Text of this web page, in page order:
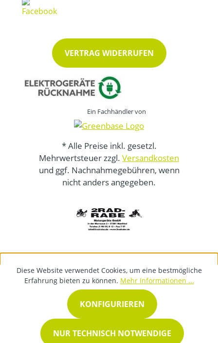
VERTRAG WIDERRUFEN
Ein Fachhändler von
* Alle Preise inkl. gesetzl.
Mehrwertsteuer zzgl. Versandkosten
und ggf. Nachnahmegebühren, wenn
nicht anders angegeben.
Diese Website verwendet Cookies, um eine bestmögliche
Erfahrung bieten zu können. Mehr Informationen ...
NUR TECHNISCH NOTWENDIGE
KONFIGURIEREN